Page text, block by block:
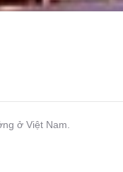
ở Việt Nam.